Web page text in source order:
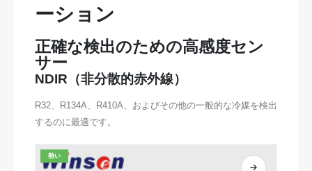
ーション
正確な検出のための高感度セン
サー
NDIR（非分散的赤外線）
R32、R134A、R410A、およびその他の一般的な冷媒を検出
するのに最適です。
熱い